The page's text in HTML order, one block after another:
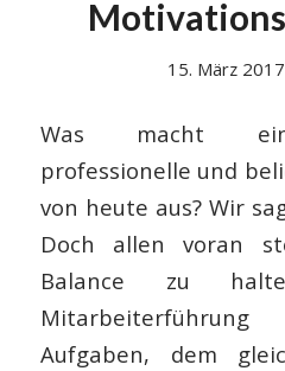
15. März 2017
Was macht
professionelle und
von heute aus? Wir
Doch allen voran
Balance zu
Aufgaben, dem